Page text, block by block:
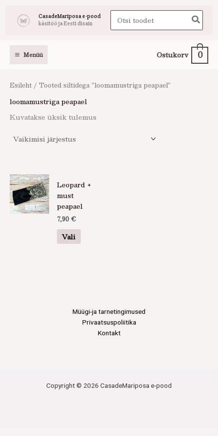
CasadeMariposa e-pood
käsitöö ja Eesti disain
Search
for:
Menüü Ostukorv 0
Esileht / Tooted siltidega “loomamustriga peapael”
loomamustriga peapael
Kuvatakse üksik tulemus
Leopard +
must
peapael
7,90 €
Vali
tootel
mitu
Valikuid
saab
Müügi-ja tarnetingimused
Privaatsuspoliitika
Kontakt
Copyright © 2026 CasadeMariposa e-pood